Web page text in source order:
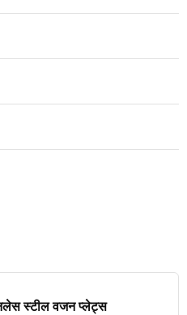
स्टील वजन प्लेट्स